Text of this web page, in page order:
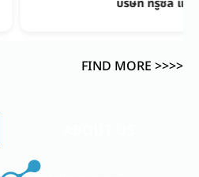
FIND MORE >>>>